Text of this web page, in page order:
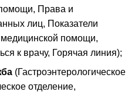
Права и
лиц, Показатели
медицинской помощи,
к врачу, Горячая линия);
(Гастроэнтерологическое
отделение,